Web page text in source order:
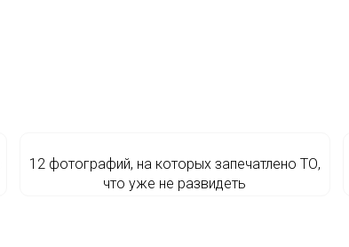
12 фотографий, на которых запечатлено ТО,
что уже не развидеть